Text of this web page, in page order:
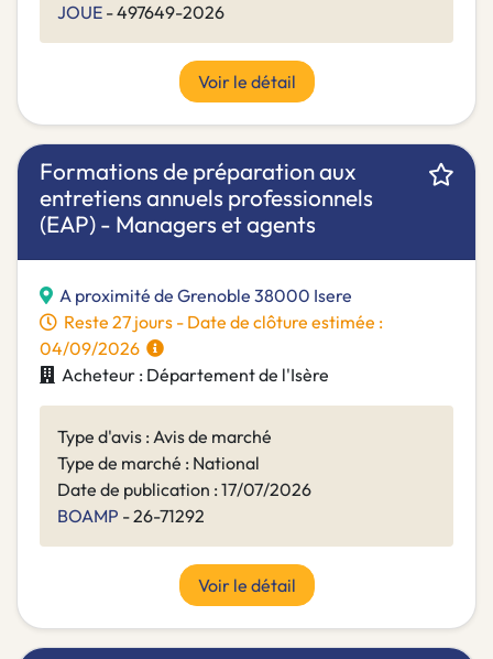
JOUE - 497649-2026
Voir le détail
Formations de préparation aux
entretiens annuels professionnels
(EAP) - Managers et agents
A proximité de Grenoble 38000 Isere
Reste 27 jours - Date de clôture estimée :
04/09/2026
Acheteur : Département de l'Isère
Type d'avis : Avis de marché
Type de marché : National
Date de publication : 17/07/2026
BOAMP - 26-71292
Voir le détail